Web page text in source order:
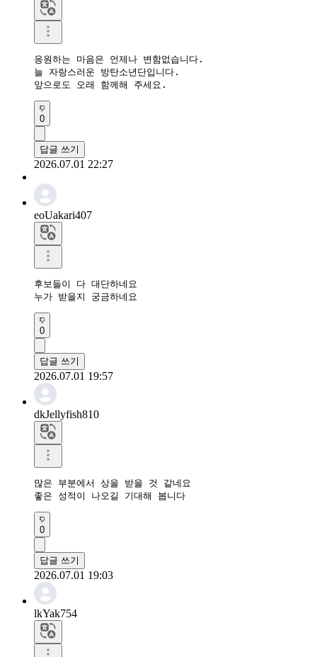
응원하는 마음은 언제나 변함없습니다.
늘 자랑스러운 방탄소년단입니다.
앞으로도 오래 함께해 주세요.
0
답글 쓰기
2026.07.01 22:27
eoUakari407
후보들이 다 대단하네요
누가 받을지 궁금하네요
0
답글 쓰기
2026.07.01 19:57
dkJellyfish810
많은 부분에서 상을 받을 것 같네요
0
답글 쓰기
2026.07.01 19:03
lkYak754